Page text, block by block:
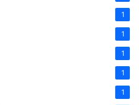
1
1
1
1
1